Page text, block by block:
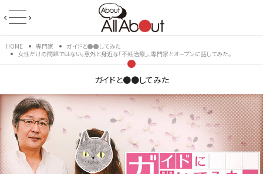
HOME 専門家
ガイドと●●してみた
女性だけの問題ではない。意外と身近な「不妊治療」、専門家とオープンに話してみた。
ガイドと●●してみた